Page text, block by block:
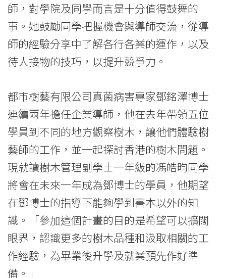
師，對學院及同學而言是十分值得鼓舞的
事。她鼓勵同學把握機會與導師交流，從導
師的經驗分享中了解各行各業的運作，以及
待人接物的技巧，以提升競爭力。
都市樹藝有限公司真菌病害專家鄧銘澤博士
連續兩年擔任企業導師，他在去年帶領五位
學員到不同的地方觀察樹木，讓他們體驗樹
藝師的工作，並一起探討香港的樹木問題。
現就讀樹木管理副學士一年級的馮皓昀同學
將會在未來一年成為鄧博士的學員，他期望
在鄧博士的指導下能夠學到書本以外的知
識。「參加這個計畫的目的是希望可以擴闊
眼界，認識更多的樹木品種和汲取相關的工
作經驗，為畢業後升學及就業預先作好準
備。」